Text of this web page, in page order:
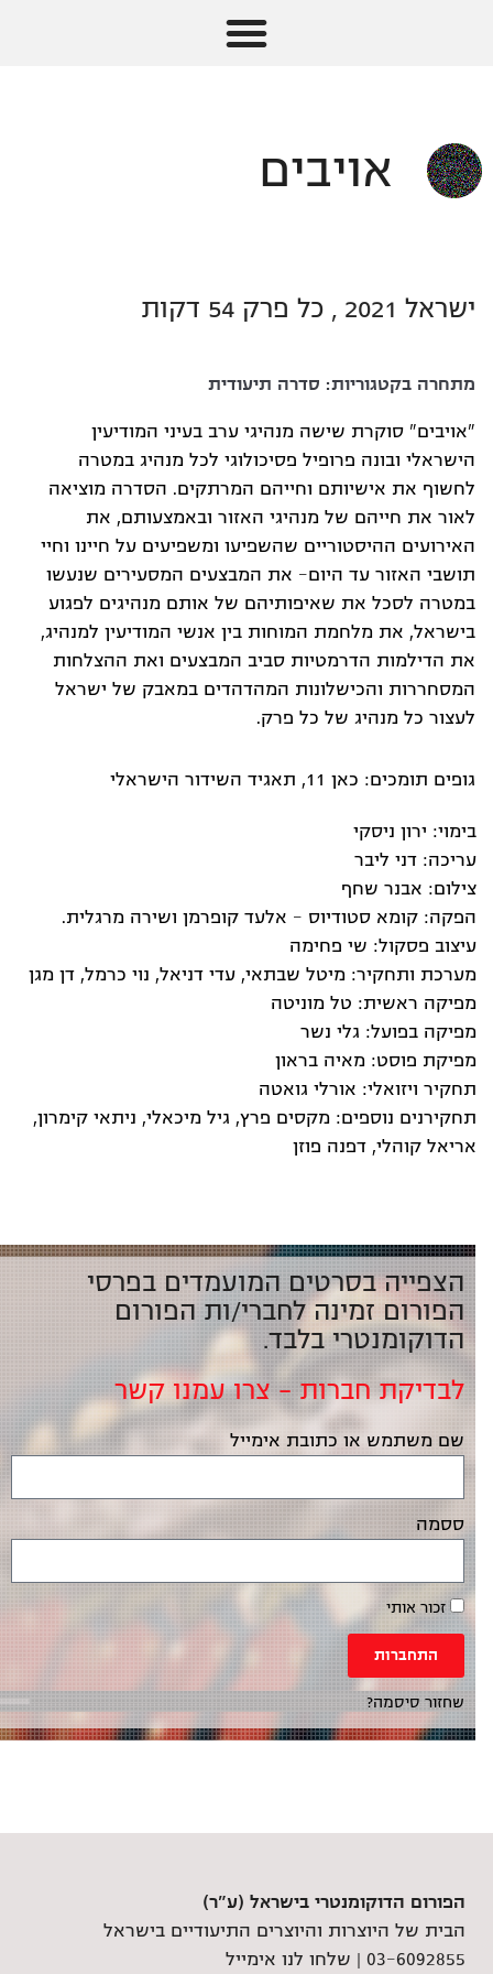
אויבים
ישראל 2021 , כל פרק 54 דקות
מתחרה בקטגוריות: סדרה תיעודית
"אויבים" סוקרת שישה מנהיגי ערב בעיני המודיעין
הישראלי ובונה פרופיל פסיכולוגי לכל מנהיג במטרה
לחשוף את אישיותם וחייהם המרתקים. הסדרה מוציאה
לאור את חייהם של מנהיגי האזור ובאמצעותם, את
האירועים ההיסטוריים שהשפיעו ומשפיעים על חיינו וחיי
תושבי האזור עד היום- את המבצעים המסעירים שנעשו
במטרה לסכל את שאיפותיהם של אותם מנהיגים לפגוע
בישראל, את מלחמת המוחות בין אנשי המודיעין למנהיג,
את הדילמות הדרמטיות סביב המבצעים ואת ההצלחות
המסחררות והכישלונות המהדהדים במאבק של ישראל
לעצור כל מנהיג של כל פרק.
גופים תומכים: כאן 11, תאגיד השידור הישראלי
בימוי: ירון ניסקי
עריכה: דני ליבר
צילום: אבנר שחף
הפקה: קומא סטודיוס - אלעד קופרמן ושירה מרגלית.
עיצוב פסקול: שי פחימה
מערכת ותחקיר: מיטל שבתאי, עדי דניאל, נוי כרמל, דן מגן
מפיקה ראשית: טל מוניטה
מפיקה בפועל: גלי נשר
מפיקת פוסט: מאיה בראון
תחקיר ויזואלי: אורלי גואטה
תחקירנים נוספים: מקסים פרץ, גיל מיכאלי, ניתאי קימרון,
אריאל קוהלי, דפנה פוזן
הצפייה בסרטים המועמדים בפרסי
הפורום זמינה לחברי/ות הפורום
הדוקומנטרי בלבד.
לבדיקת חברות – צרו עמנו קשר
שם משתמש או כתובת אימייל
ססמה
זכור אותי
התחברות
שחזור סיסמה?
הפורום הדוקומנטרי בישראל (ע"ר)
הבית של היוצרות והיוצרים התיעודיים בישראל
03-6092855 |
שלחו לנו אימייל